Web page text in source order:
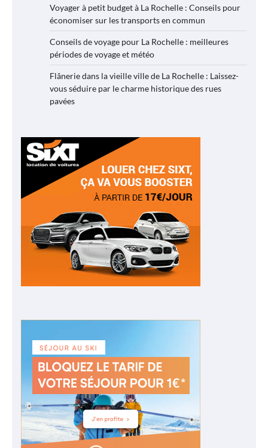
Voyager à petit budget à La Rochelle : Conseils pour
économiser sur les transports en commun
Conseils de voyage pour La Rochelle : meilleures
périodes de voyage et météo
Flânerie dans la vieille ville de La Rochelle : Laissez-
vous séduire par le charme historique des rues
pavées